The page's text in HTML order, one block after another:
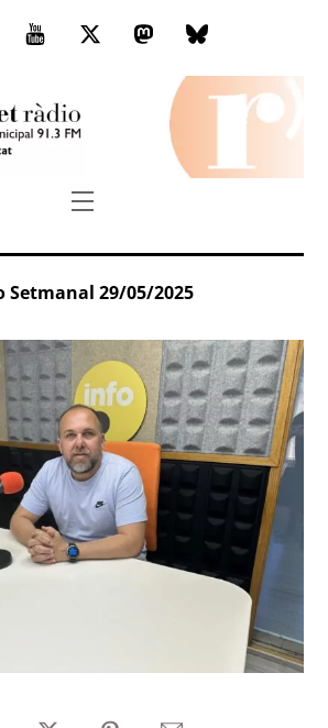
You
TwitterMastodonBluesky
Menu
Setmanal 29/05/2025